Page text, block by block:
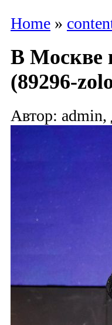
Home »
В Москве
(89296-
Автор: admin,